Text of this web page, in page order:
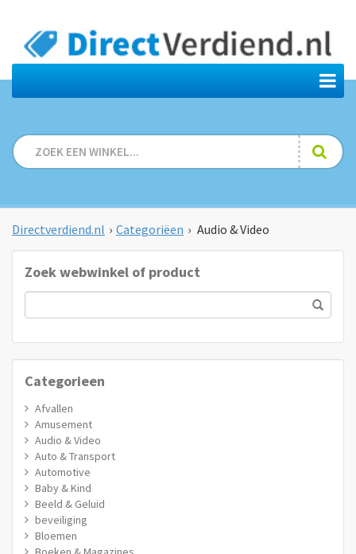
Directverdiend.nl › Categoriëen › Audio & Video
Zoek webwinkel of product
Categorieen
Afvallen
Amusement
Audio & Video
Auto & Transport
Automotive
Baby & Kind
Beeld & Geluid
beveiliging
Bloemen